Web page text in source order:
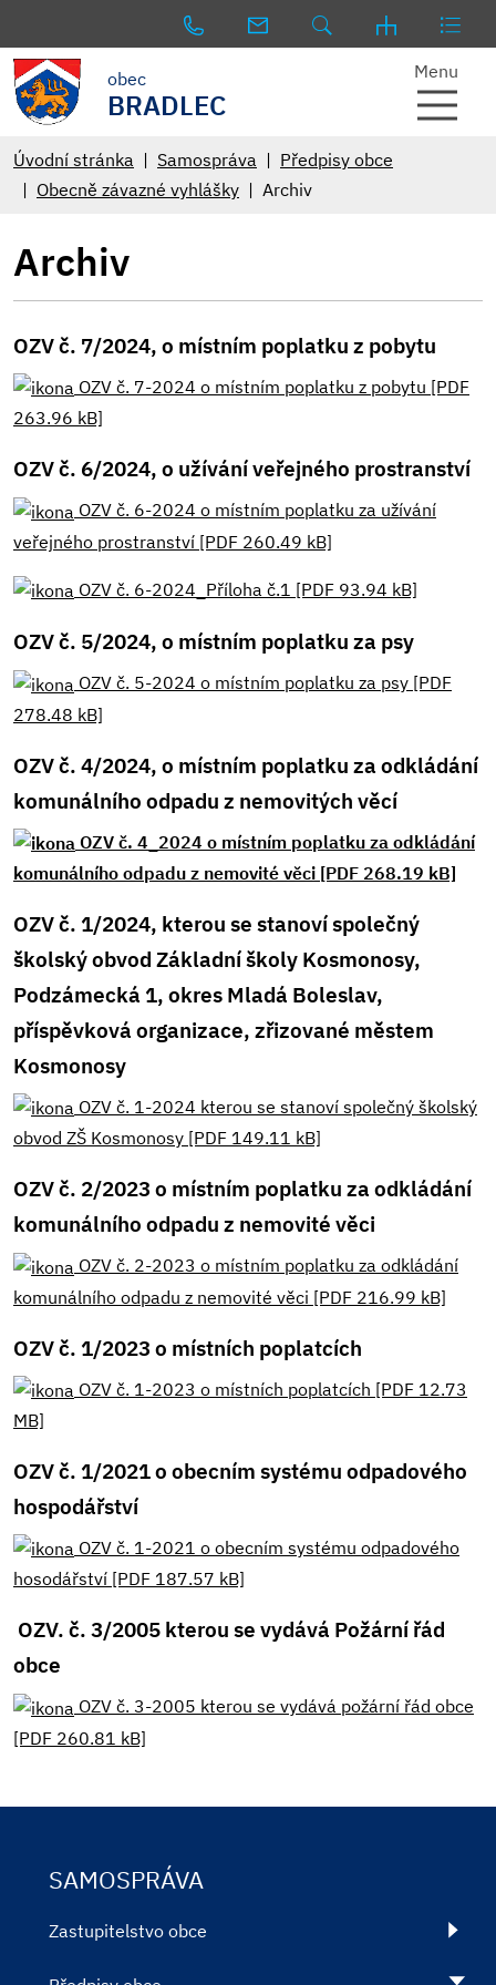
obec
BRADLEC
Menu
Úvodní stránka Samospráva
Předpisy obce
Obecně závazné vyhlášky
Archiv
Archiv
OZV č. 7/2024, o místním poplatku z pobytu
OZV č. 7-2024 o místním poplatku z pobytu [PDF
263.96 kB]
OZV č. 6/2024, o užívání veřejného prostranství
OZV č. 6-2024 o místním poplatku za užívání
veřejného prostranství [PDF 260.49 kB]
OZV č. 6-2024_Příloha č.1 [PDF 93.94 kB]
OZV č. 5/2024, o místním poplatku za psy
OZV č. 5-2024 o místním poplatku za psy [PDF
278.48 kB]
OZV č. 4/2024, o místním poplatku za odkládání
komunálního odpadu z nemovitých věcí
OZV č. 4_2024 o místním poplatku za odkládání
komunálního odpadu z nemovité věci [PDF 268.19 kB]
OZV č. 1/2024, kterou se stanoví společný
školský obvod Základní školy Kosmonosy,
Podzámecká 1, okres Mladá Boleslav,
příspěvková organizace, zřizované městem
Kosmonosy
OZV č. 1-2024 kterou se stanoví společný školský
obvod ZŠ Kosmonosy [PDF 149.11 kB]
OZV č. 2/2023 o místním poplatku za odkládání
komunálního odpadu z nemovité věci
OZV č. 2-2023 o místním poplatku za odkládání
komunálního odpadu z nemovité věci [PDF 216.99 kB]
OZV č. 1/2023 o místních poplatcích
OZV č. 1-2023 o místních poplatcích [PDF 12.73
MB]
OZV č. 1/2021 o obecním systému odpadového
hospodářství
OZV č. 1-2021 o obecním systému odpadového
hosodářství [PDF 187.57 kB]
OZV. č. 3/2005 kterou se vydává Požární řád
obce
OZV č. 3-2005 kterou se vydává požární řád obce
[PDF 260.81 kB]
SAMOSPRÁVA
Zastupitelstvo obce